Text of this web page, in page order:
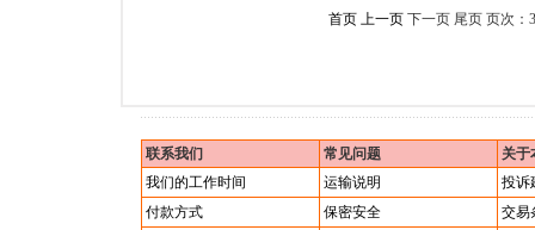
首页 上一页 下一页 尾页页次：
联系我们 常见问题
关于
我们的工作时间
运输说明
投诉
付款方式
保密安全
交易